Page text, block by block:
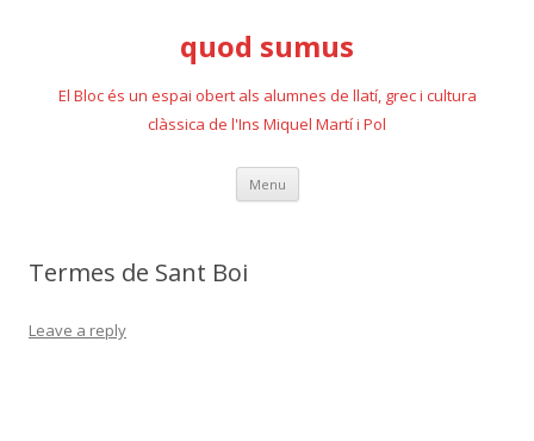
quod sumus
El Bloc és un espai obert als alumnes de llatí, grec i cultura
clàssica de l'Ins Miquel Martí i Pol
Menu Skip
content
Termes de Sant Boi
Leave a reply